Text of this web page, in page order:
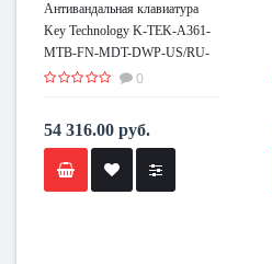
Антивандальная клавиатура
Key Technology K-TEK-A361-
MTB-FN-MDT-DWP-US/RU-
USB
0
54 316.00 руб.